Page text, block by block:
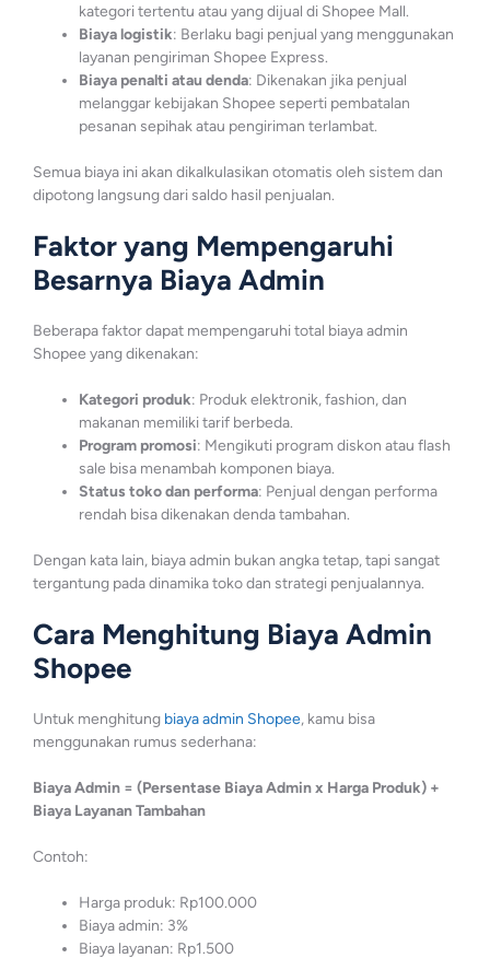
kategori tertentu atau yang dijual di Shopee Mall.
Biaya logistik: Berlaku bagi penjual yang menggunakan
layanan pengiriman Shopee Express.
Biaya penalti atau denda: Dikenakan jika penjual
melanggar kebijakan Shopee seperti pembatalan
pesanan sepihak atau pengiriman terlambat.
Semua biaya ini akan dikalkulasikan otomatis oleh sistem dan
dipotong langsung dari saldo hasil penjualan.
Faktor yang Mempengaruhi
Besarnya Biaya Admin
Beberapa faktor dapat mempengaruhi total biaya admin
Shopee yang dikenakan:
Kategori produk: Produk elektronik, fashion, dan
makanan memiliki tarif berbeda.
Program promosi: Mengikuti program diskon atau flash
sale bisa menambah komponen biaya.
Status toko dan performa: Penjual dengan performa
rendah bisa dikenakan denda tambahan.
Dengan kata lain, biaya admin bukan angka tetap, tapi sangat
tergantung pada dinamika toko dan strategi penjualannya.
Cara Menghitung Biaya Admin
Shopee
Untuk menghitung biaya admin Shopee, kamu bisa
menggunakan rumus sederhana:
Biaya Admin = (Persentase Biaya Admin x Harga Produk) +
Biaya Layanan Tambahan
Contoh:
Harga produk: Rp100.000
Biaya admin: 3%
Biaya layanan: Rp1.500